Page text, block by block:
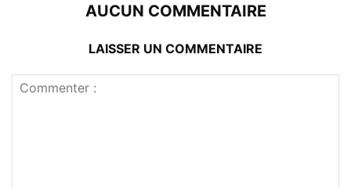
AUCUN COMMENTAIRE
LAISSER UN COMMENTAIRE